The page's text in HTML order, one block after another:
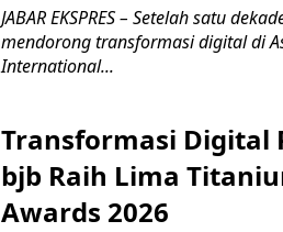
JABAR EKSPRES – Setelah satu
mendorong transformasi digital di
International...
Transformasi Digital
bjb Raih Lima
Awards 2026